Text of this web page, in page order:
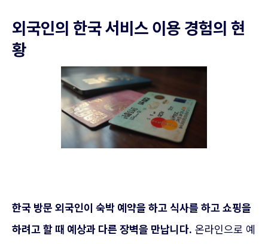
외국인의 한국 서비스 이용 경험의 현
황
한국 방문 외국인이 숙박 예약을 하고 식사를 하고 쇼핑을
하려고 할 때 예상과 다른 장벽을 만납니다. 온라인으로 예